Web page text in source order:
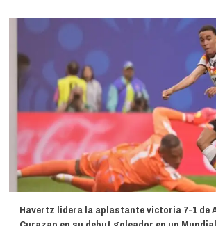
Havertz lidera la aplastante victoria 7-1 de